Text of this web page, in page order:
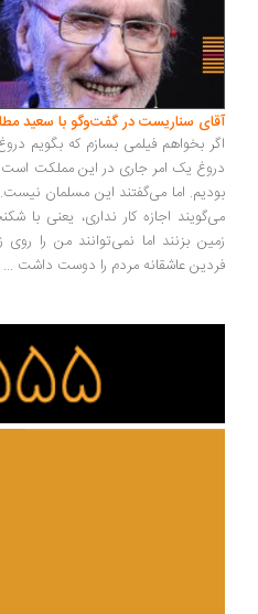
سناریست در گفت‌وگو با سعید مطلبی
بخواهم فیلمی بسازم که بگویم دروغ
یک امر جاری در این مملکت است. قبحش
اما می‌گفتند این مسلمان نیست...
اجازه کار نداری، یعنی با شکنجه
بزنند اما نمی‌توانند من را روی زمین
عاشقانه مردم را دوست داشت ...